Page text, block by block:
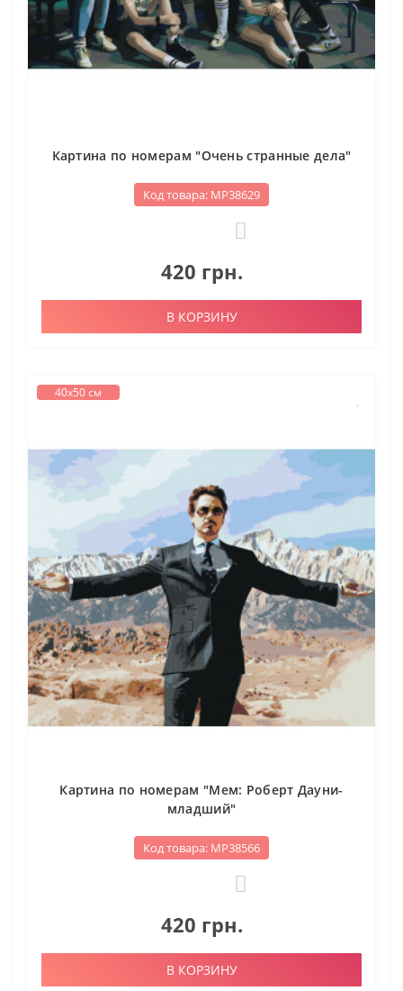
Картина по номерам "Очень странные дела"
Код товара: МР38629
420 грн.
В КОРЗИНУ
40х50 см
Картина по номерам "Мем: Роберт Дауни-
младший"
Код товара: МР38566
420 грн.
В КОРЗИНУ